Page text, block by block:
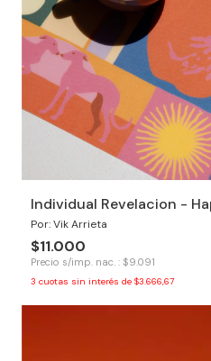
Individual Revelacion -
Por: Vik Arrieta
$11.000
Precio s/imp. nac. : $9.091
3 cuotas sin interés de $3.666,67